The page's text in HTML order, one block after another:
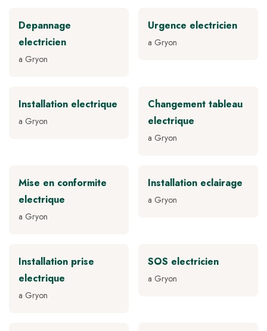
Depannage
electricien
a Gryon
Urgence electricien
a Gryon
Installation electrique
a Gryon
Changement tableau
electrique
a Gryon
Mise en conformite
electrique
a Gryon
Installation eclairage
a Gryon
Installation prise
electrique
a Gryon
SOS electricien
a Gryon